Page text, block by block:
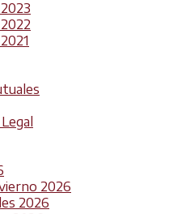
2026
2026